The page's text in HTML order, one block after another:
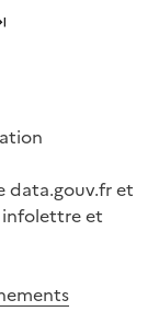
suivante
data.gouv.fr et
infolettre et